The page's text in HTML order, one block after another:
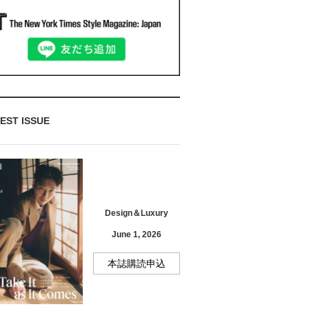
ISSUE
Design＆Luxury
June 1, 2026
本誌購読申込